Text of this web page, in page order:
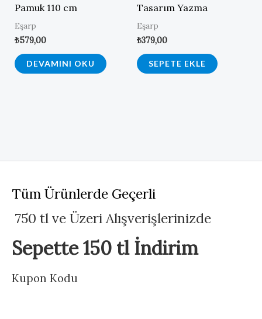
Pamuk 110 cm
Eşarp
₺579,00
DEVAMINI OKU
Tasarım Yazma
Eşarp
₺379,00
SEPETE EKLE
Tüm Ürünlerde Geçerli
750 tl ve Üzeri Alışverişlerinizde
Sepette 150 tl İndirim
Kupon Kodu